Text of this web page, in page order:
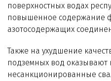
поверхностных водах
повышенное содержание
азотосодержащих
Также на ухудшение
подземных вод оказывают
несанкционированные